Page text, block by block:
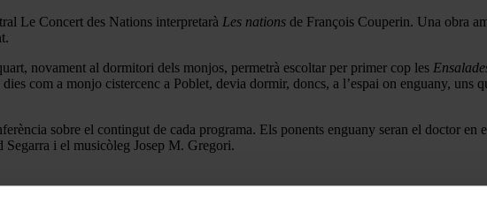
Le Concert des Nations interpretarà Les nations de François Couperin. Una obra
novament al dormitori dels monjos, permetrà escoltar per primer cop les
com a monjo cistercenc a Poblet, devia dormir, doncs, a l’espai on enguany, uns
sobre el contingut de cada programa. Els ponents enguany seran el doctor
i el musicòleg Josep M. Gregori.